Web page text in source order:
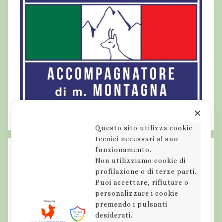
✕
Questo sito utilizza cookie
tecnici necessari al suo
funzionamento.
Non utilizziamo cookie di
profilazione o di terze parti.
Puoi accettare, rifiutare o
personalizzare i cookie
premendo i pulsanti
desiderati.